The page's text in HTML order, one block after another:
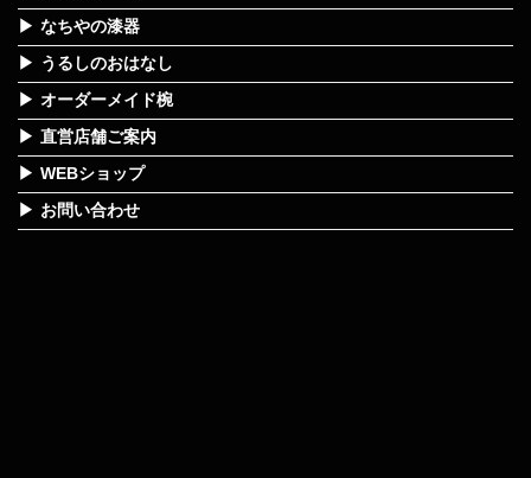
なちやの漆器
うるしのおはなし
オーダーメイド椀
直営店舗ご案内
WEBショップ
お問い合わせ